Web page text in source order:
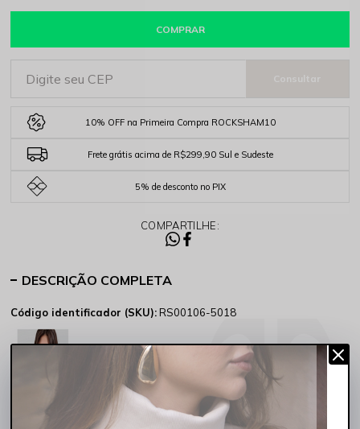
COMPRAR
10% OFF na Primeira Compra ROCKSHAM10
Frete grátis acima de R$299,90 Sul e Sudeste
5% de desconto no PIX
COMPARTILHE:
DESCRIÇÃO COMPLETA
Código identificador (SKU):RS00106-5018